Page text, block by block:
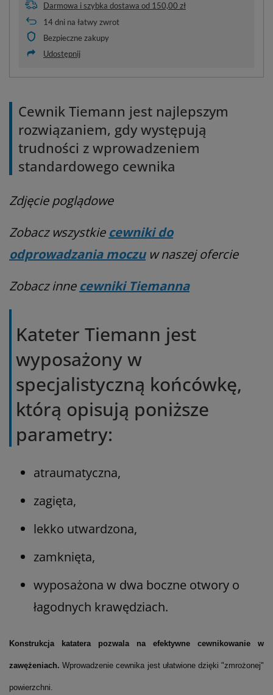
Darmowa i szybka dostawa od 150,00 zł
14dni na łatwy zwrot
Bezpieczne zakupy
Udostępnij
Cewnik Tiemann jest najlepszym
rozwiązaniem, gdy występują
trudności z wprowadzeniem
standardowego cewnika
Zdjęcie poglądowe
Zobacz wszystkie cewniki do
odprowadzania moczuw naszej ofercie
Zobacz inne cewniki Tiemanna
Kateter Tiemann jest
wyposażony w
specjalistyczną końcówkę,
którą opisują poniższe
parametry:
atraumatyczna,
zagięta,
lekko utwardzona,
zamknięta,
wyposażona w dwa boczne otwory o
łagodnych krawędziach.
Konstrukcja katatera pozwala na efektywne cewnikowanie w
zawężeniach. Wprowadzenie cewnika jest ułatwione dzięki "zmrożonej"
powierzchni.